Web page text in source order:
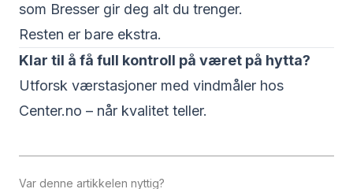
som Bresser gir deg alt du trenger.
Resten er bare ekstra.
Klar til å få full kontroll på været på hytta?
Utforsk værstasjoner med vindmåler hos
Center.no – når kvalitet teller.
Var denne artikkelen nyttig?